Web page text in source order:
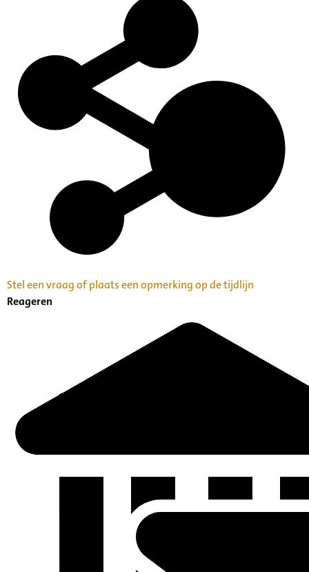
Stel een vraag of plaats een opmerking op de tijdlijn
Reageren